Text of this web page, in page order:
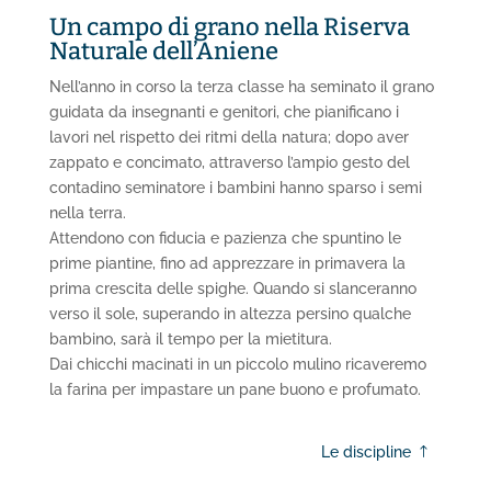
Un campo di grano nella Riserva
Naturale dell’Aniene
Nell’anno in corso la terza classe ha seminato il grano
guidata da insegnanti e genitori, che pianificano i
lavori nel rispetto dei ritmi della natura; dopo aver
zappato e concimato, attraverso l’ampio gesto del
contadino seminatore i bambini hanno sparso i semi
nella terra.
Attendono con fiducia e pazienza che spuntino le
prime piantine, fino ad apprezzare in primavera la
prima crescita delle spighe. Quando si slanceranno
verso il sole, superando in altezza persino qualche
bambino, sarà il tempo per la mietitura.
Dai chicchi macinati in un piccolo mulino ricaveremo
la farina per impastare un pane buono e profumato.
Le discipline